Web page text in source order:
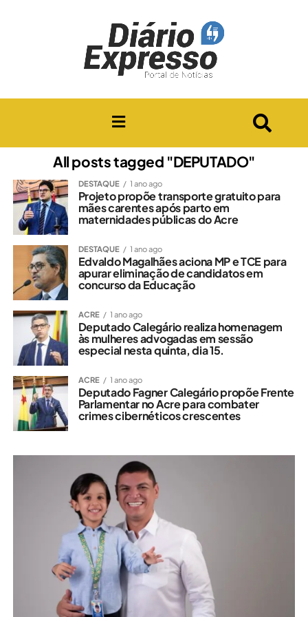
All posts tagged "DEPUTADO"
DESTAQUE 1 ano ago
Projeto propõe transporte gratuito para
mães carentes após parto em
maternidades públicas do Acre
DESTAQUE 1 ano ago
Edvaldo Magalhães aciona MP e TCE para
apurar eliminação de candidatos em
concurso da Educação
ACRE 1 ano ago
Deputado Calegário realiza homenagem
às mulheres advogadas em sessão
especial nesta quinta, dia 15.
ACRE 1 ano ago
Deputado Fagner Calegário propõe Frente
Parlamentar no Acre para combater
crimes cibernéticos crescentes